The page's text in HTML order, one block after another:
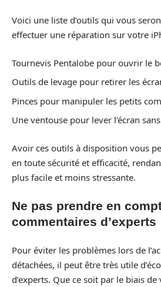
Voici une liste d’outils qui vous
effectuer une réparation sur votre
Tournevis Pentalobe pour ouvrir le
Outils de levage pour retirer les
Pinces pour manipuler les petits
Une ventouse pour lever l’écran
Avoir ces outils à disposition vous
en toute sécurité et efficacité,
plus facile et moins stressante.
Ne pas prendre en
commentaires d’experts
Pour éviter les problèmes lors de
détachées, il peut être très utile
d’experts. Que ce soit par le biais